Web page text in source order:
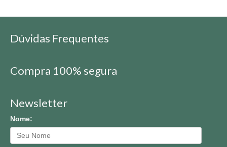
Dúvidas Frequentes
Compra 100% segura
Newsletter
Nome: